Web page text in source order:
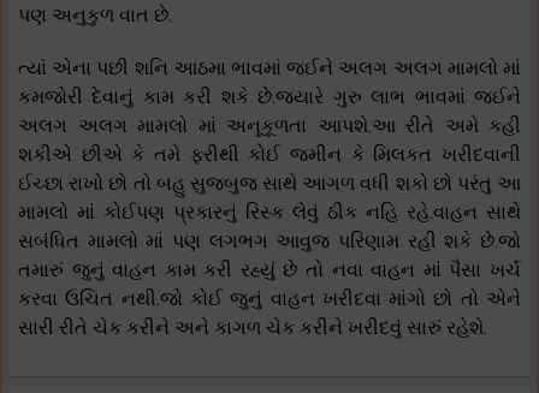
પણ અનુકુળ વાત છે.
ત્યાં એના પછી શનિ આઠમા ભાવમાં જઈને અલગ અલગ મામલો માં
કમજોરી દેવાનું કામ કરી શકે છે.જયારે ગુરુ લાભ ભાવમાં જઈને
અલગ અલગ મામલો માં અનૂકૂળતા આપશે.આ રીતે અમે કહી
શકીએ છીએ કે તમે ફરીથી કોઈ જમીન કે મિલકત ખરીદવાની
ઈચ્છા રાખો છો તો બહુ સુજબુજ સાથે આગળ વધી શકો છો પરંતુ આ
મામલો માં કોઈપણ પ્રકારનું રિસ્ક લેવું ઠીક નહિ રહે.વાહન સાથે
સબંધિત મામલો માં પણ લગભગ આવુજ પરિણામ રહી શકે છે.જો
તમારું જુનું વાહન કામ કરી રહ્યું છે તો નવા વાહન માં પૈસા ખર્ચ
કરવા ઉચિત નથી.જો કોઈ જુનું વાહન ખરીદવા માંગો છો તો એને
સારી રીતે ચેક કરીને અને કાગળ ચેક કરીને ખરીદવું સારું રહેશે.